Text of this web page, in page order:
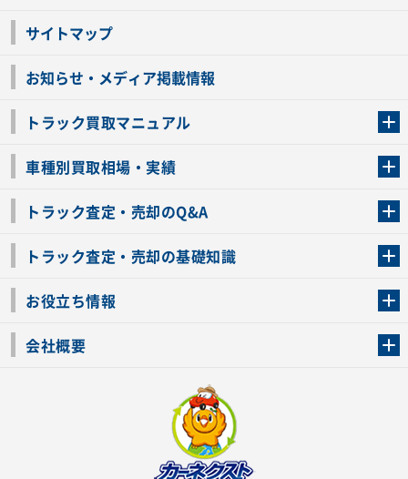
サイトマップ
お知らせ・メディア掲載情報
トラック買取マニュアル
車種別買取相場・実績
トラック査定・売却のQ&A
トラック査定・売却の基礎知識
お役立ち情報
会社概要